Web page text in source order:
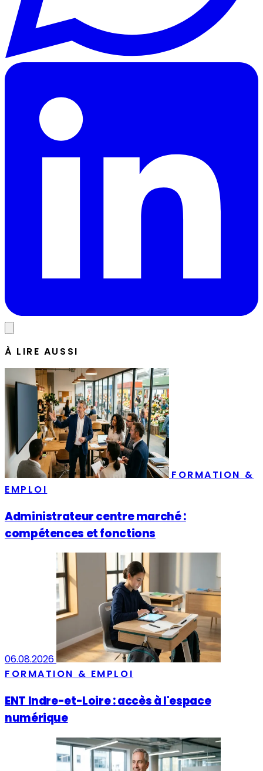
À LIRE AUSSI
FORMATION &
EMPLOI
Administrateur centre marché :
compétences et fonctions
06.08.2026
FORMATION & EMPLOI
ENT Indre-et-Loire : accès à l'espace
numérique